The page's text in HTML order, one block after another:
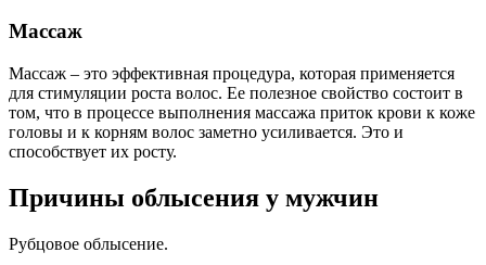
Массаж
Массаж – это эффективная процедура, которая применяется
для стимуляции роста волос. Ее полезное свойство состоит в
том, что в процессе выполнения массажа приток крови к коже
головы и к корням волос заметно усиливается. Это и
способствует их росту.
Причины облысения у мужчин
Рубцовое облысение.